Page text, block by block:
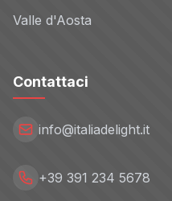
Valle d'Aosta
Contattaci
info@italiadelight.it
+39 391 234 5678